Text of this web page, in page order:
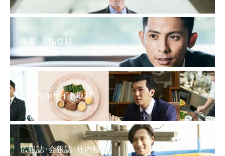
企業･店舗取材
ポータルサイト取材
広報誌･会報誌･社内報